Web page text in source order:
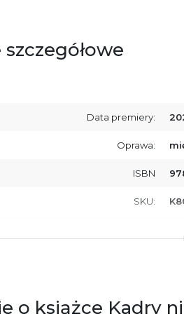
szczegółowe
Data premiery:
Oprawa:
ISBN
SKU:
zgodność produktu z przepisami:
ul.
o książce Kadry